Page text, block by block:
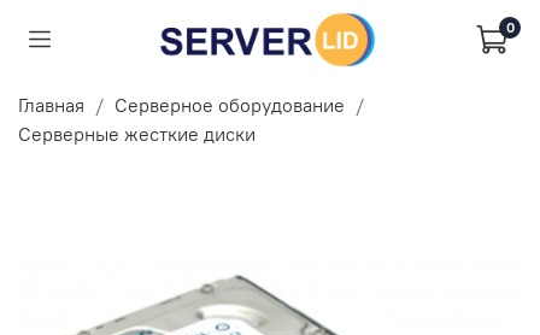
0
Главная
Серверное оборудование
Серверные жесткие диски